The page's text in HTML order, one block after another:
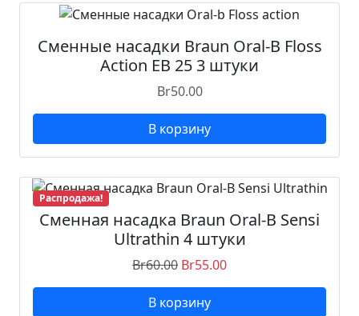
Сменные насадки Braun Oral-B Floss
Action EB 25 3 штуки
Br50.00
В корзину
Распродажа!
Сменная насадка Braun Oral-B Sensi
Ultrathin 4 штуки
Br60.00 Br55.00
В корзину